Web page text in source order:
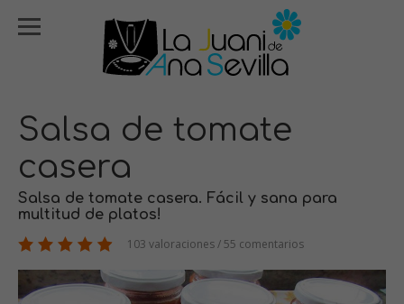
Salsa de tomate
casera
Salsa de tomate casera. Fácil y sana para
multitud de platos!
103 valoraciones / 55 comentarios